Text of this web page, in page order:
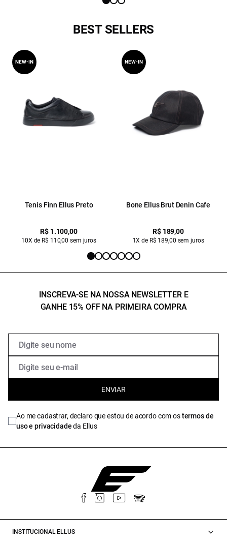
BEST SELLERS
Tenis Finn Ellus Preto
R$ 1.100,00
10X de R$ 110,00 sem juros
NEW-IN
Bone Ellus Brut Denin Cafe
R$ 189,00
1X de R$ 189,00 sem juros
NEW-IN
INSCREVA-SE NA NOSSA NEWSLETTER E
GANHE 15% OFF NA PRIMEIRA COMPRA
ENVIAR
Ao me cadastrar, declaro que estou de acordo com ostermos de
uso e privacidadeda Ellus
INSTITUCIONAL ELLUS